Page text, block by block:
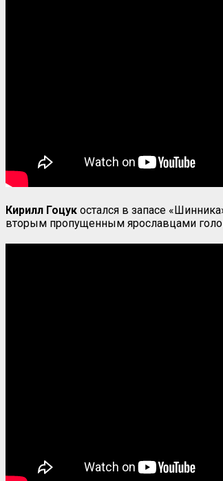
Кирилл Гоцук остался в запасе
вторым пропущенным ярославцами